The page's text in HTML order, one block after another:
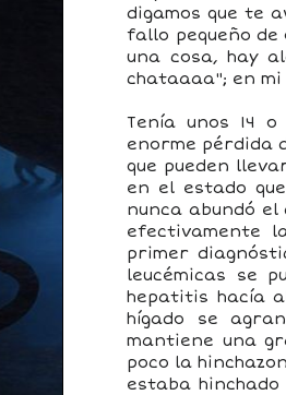
digamos que te
fallo pequeño de
una cosa, hay
chataaaa"; en mi
Tenía unos 14
enorme pérdida
que pueden
en el estado
nunca abundó
efectivamente
primer
leucémicas se
hepatitis hacía
hígado se
mantiene una
poco la
estaba